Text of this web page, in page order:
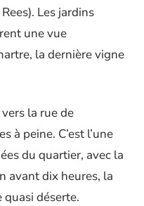
Les jardins
une vue
la dernière vigne
la rue de
à peine. C’est l’une
du quartier, avec la
avant dix heures, la
déserte.